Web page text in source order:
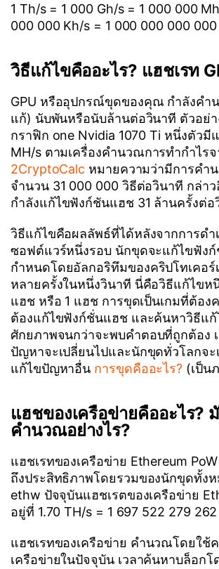
1 Th/s = 1 000 Gh/s = 1 000 000
000 000 Kh/s = 1 000 000 000
วิธีแก้ไขคืออะไร? แฮชเรท
GPU หรืออุปกรณ์ขุดของคุณ กำลังคำ
แก้) นับพันหรือนับล้านต่อวินาที ตัวอย่า
กราฟิก one Nvidia 1070 Ti หนึ่งตัวมี
MH/s ตามเครื่องคำนวณการทำกำไร
2CryptoCalc หมายความว่ามีการคำ
จำนวน 31 000 000 วิธีต่อวินาที กล่า
กำลังแก้ไขฟังก์ชันแฮช 31 ล้านครั้งต่อ
วิธีแก้ไขคือผลลัพธ์ที่ได้หลังจากการดำ
ซอฟต์แวร์หนึ่งรอบ นักขุดจะแก้ไขฟัง
กำหนดโดยอัลกอริทึมของคริปโทเคอร์
หลายครั้งในหนึ่งวินาที นี่คือวิธีแก้ไขห
แฮช หรือ 1 แฮช การขุดเป็นเกมที่ต้อง
ต้องแก้ไขฟังก์ชั่นแฮช และค้นหาวิธีแ
ศักยภาพจนกว่าจะพบคำตอบที่ถูกต้อง
ปัญหาจะเปลี่ยนไปและนักขุดทั่วโลกจะ
แก้ไขปัญหาอื่น การขุดคืออะไร? (เป็น
แฮชของเครือข่ายคืออะไร?
คำนวณอย่างไร?
แฮชเรทของเครือข่าย Ethereum
ถึงประสิทธิภาพโดยรวมของนักขุดทั้งห
ethw ปัจจุบันแฮชเรตของเครือข่าย
อยู่ที่ 1.70 TH/s = 1 697 522 279
แฮชเรทของเครือข่าย คำนวณโดยใช้
เครือข่ายในปัจจุบัน เวลาค้นหาบล็อกโ